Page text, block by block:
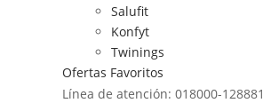
Salufit
Konfyt
Twinings
Ofertas Favoritos
Línea de atención: 018000-